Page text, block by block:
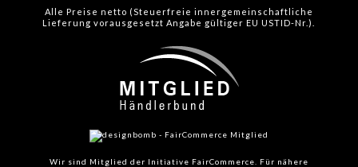
Alle Preise netto (Steuerfreie innergemeinschaftliche
Lieferung vorausgesetzt Angabe gültiger EU USTID-Nr.).
Wir sind Mitglied der Initiative FairCommerce. Für nähere